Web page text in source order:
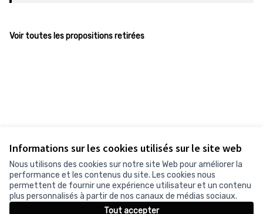
Informations sur les cookies utilisés sur le site web
Nous utilisons des cookies sur notre site Web pour améliorer la
performance et les contenus du site. Les cookies nous
permettent de fournir une expérience utilisateur et un contenu
plus personnalisés à partir de nos canaux de médias sociaux.
Tout accepter
Voir toutes les propositions retirées